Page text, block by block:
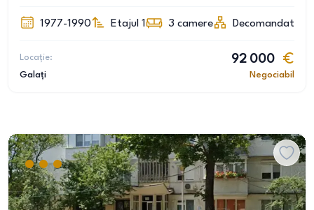
1977-1990 Etajul 1 3 camere Decomandat
Locație:
Galați
92 000
Negociabil